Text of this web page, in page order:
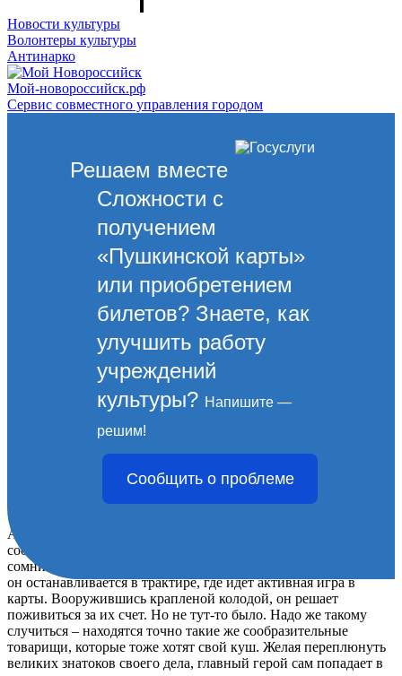
Новости культуры
Волонтеры культуры
Антинарко
Мой-новороссийск.рф
Сервис совместного управления городом
Решаем вместе
Сложности с
получением
«Пушкинской карты»
или приобретением
билетов? Знаете, как
улучшить работу
учреждений
культуры? Напишите —
решим!
Сообщить о проблеме
Комедия по пьесе Н.В. Гоголя
"Игроки" 15 мая
Комедия по пьесе Н.В. Гоголя
Авантюрист и шулер Ихарев обладает необычайным умом и
сообразительностью, что очень помогает ему в его
сомнительных заработках. Как-то приехав в уездный город,
он останавливается в трактире, где идет активная игра в
карты. Вооружившись крапленой колодой, он решает
поживиться за их счет. Но не тут-то было. Надо же такому
случиться – находятся точно такие же сообразительные
товарищи, которые тоже хотят свой куш. Желая переплюнуть
великих знатоков своего дела, главный герой сам попадает в